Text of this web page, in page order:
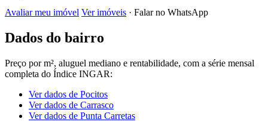
Avaliar meu imóvel Ver imóveis · Falar no WhatsApp
Dados do bairro
Preço por m², aluguel mediano e rentabilidade, com a série mensal
completa do Índice INGAR:
Ver dados de Pocitos
Ver dados de Carrasco
Ver dados de Punta Carretas